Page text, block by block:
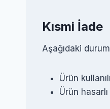
Kısmi İade
Aşağıdaki
Ürün
Ürün